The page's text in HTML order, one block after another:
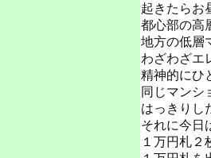
起きたらお
都心部の高
地方の低層
わざわざエ
精神的にひ
同じマンシ
はっきりし
それに今日
１万円札２